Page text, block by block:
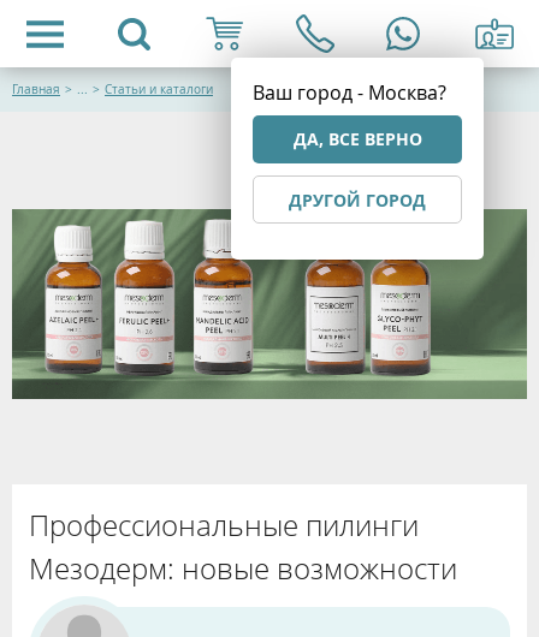
Ваш город - Москва?
ДА, ВСЕ ВЕРНО
ДРУГОЙ ГОРОД
Главная > ... > Статьи и каталоги
Профессиональные пилинги
Мезодерм: новые возможности